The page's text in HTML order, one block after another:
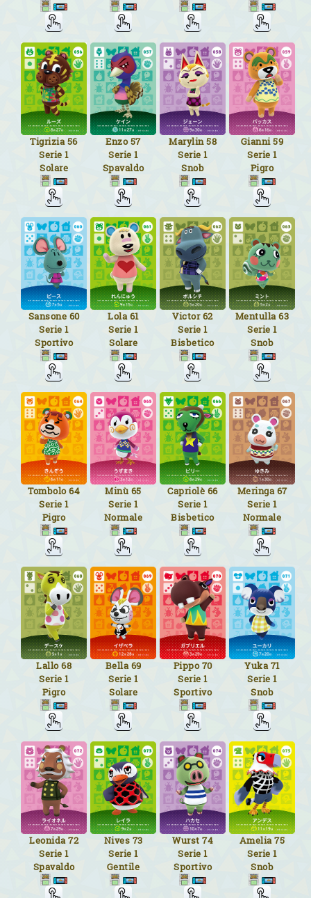
Tigrizia 56
Serie 1
Solare
Enzo 57
Serie 1
Spavaldo
Marylin58
Serie 1
Snob
Gianni59
Serie 1
Pigro
Sansone 60
Serie 1
Sportivo
Lola 61
Serie 1
Solare
Victor 62
Serie 1
Bisbetico
Mentulla63
Serie 1
Snob
Tombolo64
Serie 1
Pigro
Minù 65
Serie 1
Normale
Capriolè 66
Serie 1
Bisbetico
Meringa 67
Serie 1
Normale
Lallo68
Serie 1
Pigro
Bella 69
Serie 1
Solare
Pippo 70
Serie 1
Sportivo
Yuka 71
Serie 1
Snob
Leonida72
Serie 1
Spavaldo
Nives 73
Serie 1
Gentile
Wurst 74
Serie 1
Sportivo
Amelia75
Serie 1
Snob